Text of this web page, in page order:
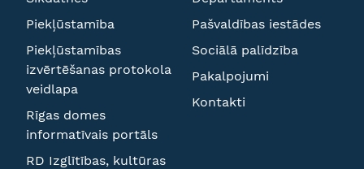
Piekļūstamība
Piekļūstamības
izvērtēšanas protokola
veidlapa
Rīgas domes
informatīvais portāls
RD Izglītības, kultūras
Pašvaldības iestādes
Sociālā palīdzība
Pakalpojumi
Kontakti